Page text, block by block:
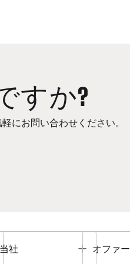
すか?
にお問い合わせください。
当社 Toggle
オファー